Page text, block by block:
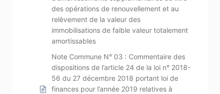
des opérations de renouvellement et au
relèvement de la valeur des
immobilisations de faible valeur totalement
amortissables
Note Commune N° 03 : Commentaire des
dispositions de l’article 24 de la loi n° 2018-
56 du 27 décembre 2018 portant loi de
finances pour l’année 2019 relatives à